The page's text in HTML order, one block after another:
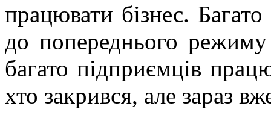
працювати бізнес.
до попереднього
багато підприємців
хто закрився, але зараз